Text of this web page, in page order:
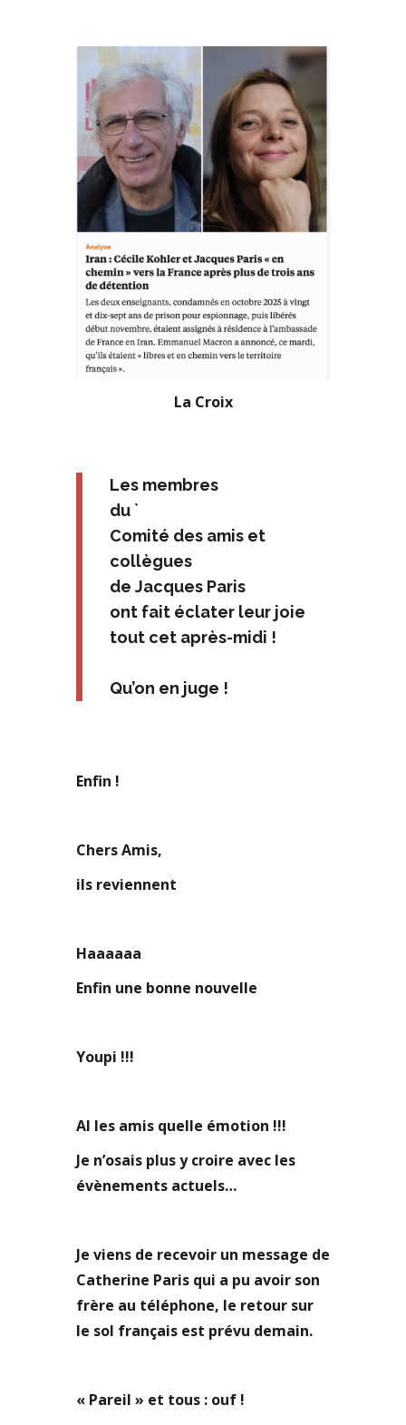
La Croix
Les membres
du `
Comité des amis et
collègues
de Jacques Paris
ont fait éclater leur joie
tout cet après-midi !
Qu’on en juge !
Enfin !
Chers Amis,
ils reviennent
Haaaaaa
Enfin une bonne nouvelle
Youpi !!!
Al les amis quelle émotion !!!
Je n’osais plus y croire avec les
évènements actuels…
Je viens de recevoir un message de
Catherine Paris qui a pu avoir son
frère au téléphone, le retour sur
le sol français est prévu demain.
« Pareil » et tous : ouf !